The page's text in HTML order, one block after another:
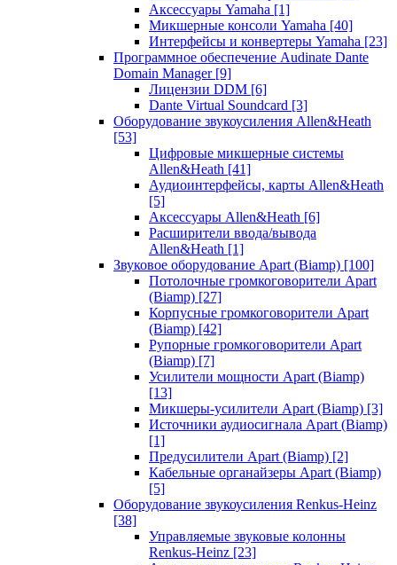
Аксессуары Yamaha [1]
Микшерные консоли Yamaha [40]
Интерфейсы и конвертеры Yamaha [23]
Программное обеспечение Audinate Dante
Domain Manager [9]
Лицензии DDM [6]
Dante Virtual Soundcard [3]
Оборудование звукоусиления Allen&Heath
[53]
Цифровые микшерные системы
Allen&Heath [41]
Аудиоинтерфейсы, карты Allen&Heath
[5]
Аксессуары Allen&Heath [6]
Расширители ввода/вывода
Allen&Heath [1]
Звуковое оборудование Apart (Biamp) [100]
Потолочные громкоговорители Apart
(Biamp) [27]
Корпусные громкоговорители Apart
(Biamp) [42]
Рупорные громкоговорители Apart
(Biamp) [7]
Усилители мощности Apart (Biamp)
[13]
Микшеры-усилители Apart (Biamp) [3]
Источники аудиосигнала Apart (Biamp)
[1]
Предусилители Apart (Biamp) [2]
Кабельные органайзеры Apart (Biamp)
[5]
Оборудование звукоусиления Renkus-Heinz
[38]
Управляемые звуковые колонны
Renkus-Heinz [23]